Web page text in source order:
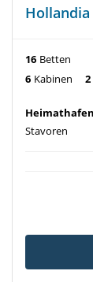
Hollandia
16 Betten
6 Kabinen 2
Stavoren